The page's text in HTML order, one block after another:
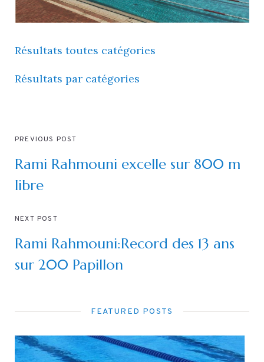
Résultats toutes catégories
Résultats par catégories
PREVIOUS POST
Rami Rahmouni excelle sur 800 m
libre
NEXT POST
Rami Rahmouni:Record des 13 ans
sur 200 Papillon
FEATURED POSTS